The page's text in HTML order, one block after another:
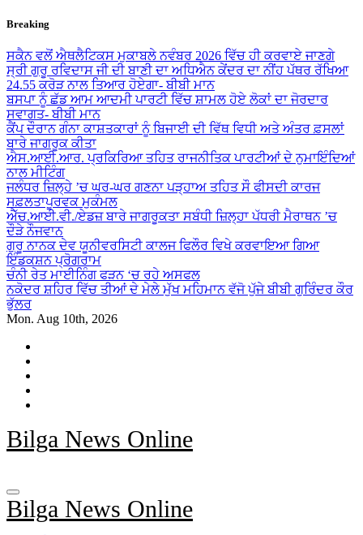
Skip
content
Breaking
ਸਕੈਨ ਵਲੋਂ ਐਥਲੈਟਿਕਸ ਮੁਕਾਬਲੇ ਨਵੰਬਰ 2026 ਵਿੱਚ ਹੀ ਕਰਵਾਏ ਜਾਣਗੇ
ਸ੍ਰੀ ਗੁਰੂ ਰਵਿਦਾਸ ਜੀ ਦੀ ਬਾਣੀ ਦਾ ਅਧਿਐਨ ਕੇਂਦਰ ਦਾ ਨੀਂਹ ਪੱਥਰ ਰੱਖਿਆ
24.55 ਕਰੋੜ ਨਾਲ ਤਿਆਰ ਹੋਏਗਾ- ਬੀਬੀ ਮਾਨ
ਬਸਪਾ ਨੂੰ ਛੱਡ ਆਮ ਆਦਮੀ ਪਾਰਟੀ ਵਿੱਚ ਸ਼ਾਮਲ ਹੋਏ ਲੋਕਾਂ ਦਾ ਜੋਰਦਾਰ
ਸਵਾਗਤ- ਬੀਬੀ ਮਾਨ
ਕੈਂਪ ਦੌਰਾਨ ਗੰਨਾ ਕਾਸ਼ਤਕਾਰਾਂ ਨੂੰ ਬਿਜਾਈ ਦੀ ਵਿੱਥ ਵਿਧੀ ਅਤੇ ਅੰਤਰ ਫ਼ਸਲਾਂ
ਬਾਰੇ ਜਾਗਰੂਕ ਕੀਤਾ
ਐਸ.ਆਈ.ਆਰ. ਪ੍ਰਕਿਰਿਆ ਤਹਿਤ ਰਾਜਨੀਤਿਕ ਪਾਰਟੀਆਂ ਦੇ ਨੁਮਾਇੰਦਿਆਂ
ਨਾਲ ਮੀਟਿੰਗ
ਜਲੰਧਰ ਜ਼ਿਲ੍ਹੇ ’ਚ ਘਰ-ਘਰ ਗਣਨਾ ਪੜ੍ਹਾਅ ਤਹਿਤ ਸੌ ਫੀਸਦੀ ਕਾਰਜ
ਸਫ਼ਲਤਾਪੂਰਵਕ ਮੁਕੰਮਲ
ਐੱਚ.ਆਈ.ਵੀ./ਏਡਜ਼ ਬਾਰੇ ਜਾਗਰੂਕਤਾ ਸਬੰਧੀ ਜ਼ਿਲ੍ਹਾ ਪੱਧਰੀ ਮੈਰਾਥਨ ’ਚ
ਦੌੜੇ ਨੌਜਵਾਨ
ਗੁਰੂ ਨਾਨਕ ਦੇਵ ਯੂਨੀਵਰਸਿਟੀ ਕਾਲਜ ਫਿਲੌਰ ਵਿਖੇ ਕਰਵਾਇਆ ਗਿਆ
ਇੰਡਕਸ਼ਨ ਪ੍ਰੋਗਰਾਮ
ਚੰਨੀ ਰੇਤ ਮਾਈਨਿੰਗ ਫੜਨ ‘ਚ ਰਹੇ ਅਸਫਲ
ਨਕੋਦਰ ਸ਼ਹਿਰ ਵਿੱਚ ਤੀਆਂ ਦੇ ਮੇਲੇ ਮੁੱਖ ਮਹਿਮਾਨ ਵੱਜੋ ਪੁੱਜੇ ਬੀਬੀ ਗੁਰਿੰਦਰ ਕੌਰ
ਭੁੱਲਰ
Mon. Aug 10th, 2026
Bilga News Online
Bilga News Online